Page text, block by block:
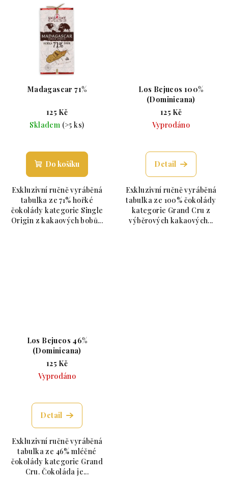
Madagascar 71%
125 Kč
Skladem (>5 ks)
Do košíku
Exkluzivní ručně vyráběná
tabulka ze 71% hořké
čokolády kategorie Single
Origin z kakaových bobů...
Los Bejucos 100%
(Dominicana)
125 Kč
Vyprodáno
Detail
Exkluzivní ručně vyráběná
tabulka ze 100% čokolády
kategorie Grand Cru z
výběrových kakaových...
Los Bejucos 46%
(Dominicana)
125 Kč
Vyprodáno
Detail
Exkluzivní ručně vyráběná
tabulka ze 46% mléčné
čokolády kategorie Grand
Cru. Čokoláda je...